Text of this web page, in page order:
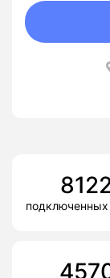
подключенных